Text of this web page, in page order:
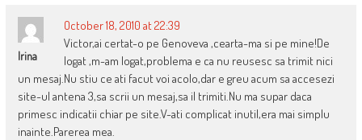
Irina
October 18, 2010 at 22:39
Victor,ai certat-o pe Genoveva ,cearta-ma si pe mine!De
logat ,m-am logat,problema e ca nu reusesc sa trimit nici
un mesaj.Nu stiu ce ati facut voi acolo,dar e greu acum sa accesezi
site-ul antena 3,sa scrii un mesaj,sa il trimiti.Nu ma supar daca
primesc indicatii chiar pe site.V-ati complicat inutil,era mai simplu
inainte.Parerea mea.